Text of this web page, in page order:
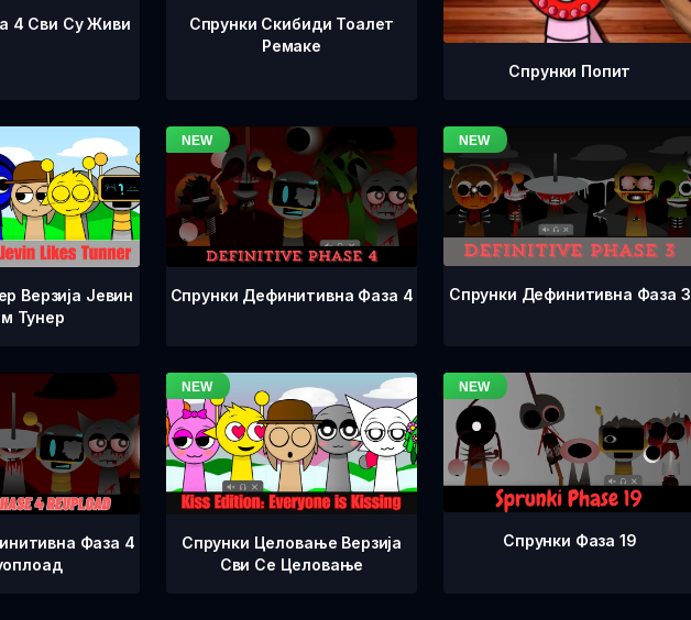
4 Сви Су Живи
Спрунки Скибиди Тоалет
Ремаке
Спрунки Попит
Верзија Јевин
Тунер
Спрунки Дефинитивна Фаза 4 Спрунки Дефинитивна Фаза 3
Фаза 4
Спрунки Целовање Верзија
Сви Се Целовање
Спрунки Фаза 19